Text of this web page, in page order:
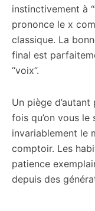
instinctivement à
prononce le x
classique. La
final est
“voix”.
Un piège
fois qu’on vous le
invariablement le
comptoir. Les
patience
depuis des